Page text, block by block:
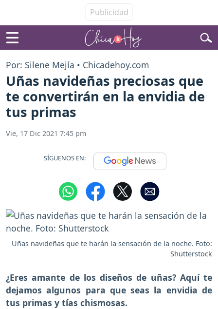
Por: Silene Mejía • Chicadehoy.com
Uñas navideñas preciosas que
te convertirán en la envidia de
tus primas
Vie, 17 Dic 2021 7:45 pm
SÍGUENOS EN:
Uñas navideñas que te harán la sensación de la noche. Foto:
Shutterstock
¿Eres amante de los diseños de uñas? Aquí te
dejamos algunos para que seas la envidia de
tus primas y tías chismosas.